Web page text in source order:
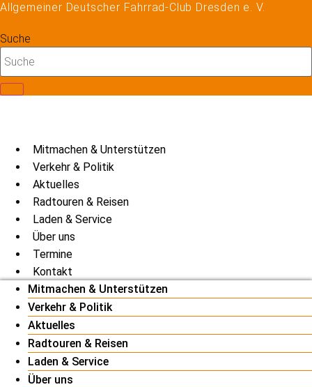
Zum
springen
Allgemeiner Deutscher Fahrrad-Club Dresden e. V.
Suche
Mitmachen & Unterstützen
Verkehr & Politik
Aktuelles
Radtouren & Reisen
Laden & Service
Über uns
Termine
Kontakt
Mitmachen & Unterstützen
Verkehr & Politik
Aktuelles
Radtouren & Reisen
Laden & Service
Über uns